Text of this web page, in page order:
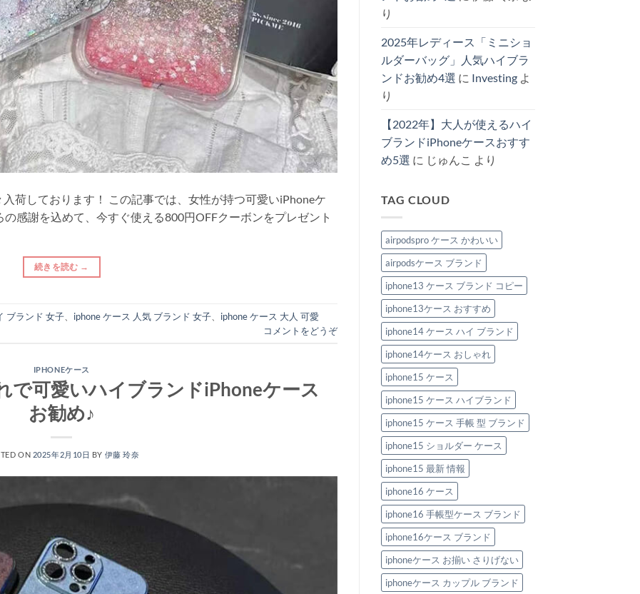
荷しております！ この記事では、女性が持つ可愛いiPhoneケ
感謝を込めて、今すぐ使える800円OFFクーボンをプレゼント
続きを読む →
ブランド 女子 iphone ケース 人気 ブランド 女子
iphone ケース 大人 可愛
コメントをどうぞ
IPHONEケース
で可愛いハイブランドiPhoneケース
お勧め♪
ON 2025年2月10日 BY 伊藤 玲奈
4
ッ
め
♪
へ
の
ス
ス
ス
メ！
り
2025年レディース「ミニショ
ルダーバッグ」人気ハイブラ
ンドお勧め4選 に Investingよ
り
【2022年】大人が使えるハイ
ブランドiPhoneケースおすす
め5選 に じゅんこ より
TAG CLOUD
airpodspro ケース かわいい
airpodsケース ブランド
iphone13 ケース ブランド コピー
iphone13ケース おすすめ
iphone14 ケース ハイ ブランド
iphone14ケース おしゃれ
iphone15 ケース
iphone15 ケース ハイブランド
iphone15 ケース 手帳 型 ブランド
iphone15 ショルダー ケース
iphone15 最新 情報
iphone16 ケース
iphone16 手帳型ケース ブランド
iphone16ケース ブランド
iphoneケース お揃い さりげない
iphoneケース カップル ブランド